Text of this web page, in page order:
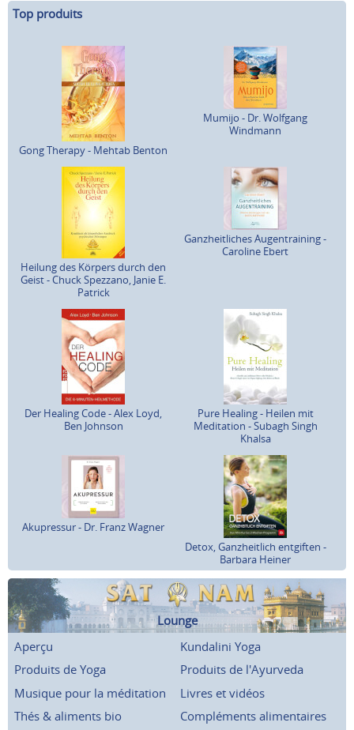
Top produits
Gong Therapy - Mehtab Benton
Mumijo - Dr. Wolfgang
Windmann
Heilung des Körpers durch den
Geist - Chuck Spezzano, Janie E.
Patrick
Ganzheitliches Augentraining -
Caroline Ebert
Der Healing Code - Alex Loyd,
Ben Johnson
Pure Healing - Heilen mit
Meditation - Subagh Singh
Khalsa
Akupressur - Dr. Franz Wagner
Detox, Ganzheitlich entgiften -
Barbara Heiner
Lounge
Aperçu
Kundalini Yoga
Produits de Yoga
Produits de l'Ayurveda
Musique pour la méditation
Livres et vidéos
Thés & aliments bio
Compléments alimentaires